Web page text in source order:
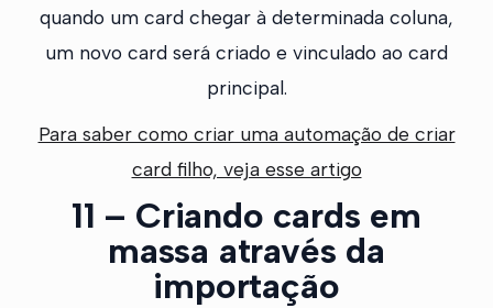
quando um card chegar à determinada coluna,
um novo card será criado e vinculado ao card
principal.
Para saber como criar uma automação de criar
card filho, veja esse artigo
11 – Criando cards em
massa através da
importação